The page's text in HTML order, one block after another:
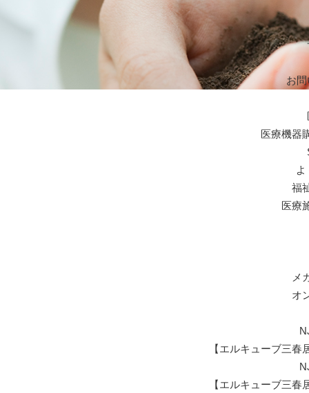
お
医療機器
福
医療
メ
オ
【エルキューブ三
【エルキューブ三